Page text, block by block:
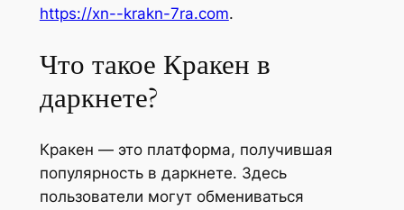
https://xn--krakn-7ra.com.
Что такое Кракен в
даркнете?
Кракен — это платформа, получившая
популярность в даркнете. Здесь
пользователи могут обмениваться